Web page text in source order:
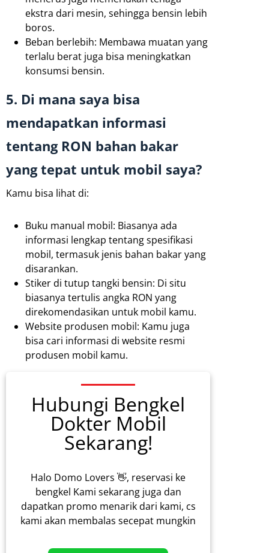
ekstra dari mesin, sehingga bensin lebih
boros.
Beban berlebih: Membawa muatan yang
terlalu berat juga bisa meningkatkan
konsumsi bensin.
5. Di mana saya bisa
mendapatkan informasi
tentang RON bahan bakar
yang tepat untuk mobil saya?
Kamu bisa lihat di:
Buku manual mobil: Biasanya ada
informasi lengkap tentang spesifikasi
mobil, termasuk jenis bahan bakar yang
disarankan.
Stiker di tutup tangki bensin: Di situ
biasanya tertulis angka RON yang
direkomendasikan untuk mobil kamu.
Website produsen mobil: Kamu juga
bisa cari informasi di website resmi
produsen mobil kamu.
Hubungi Bengkel
Dokter Mobil
Sekarang!
Halo Domo Lovers 👋, reservasi ke
bengkel Kami sekarang juga dan
dapatkan promo menarik dari kami, cs
kami akan membalas secepat mungkin